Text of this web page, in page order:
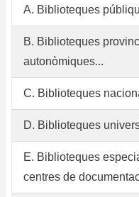
A. Biblioteques
B. Biblioteques
autonòmiques...
C. Biblioteques
D. Biblioteques
E. Biblioteques
centres de